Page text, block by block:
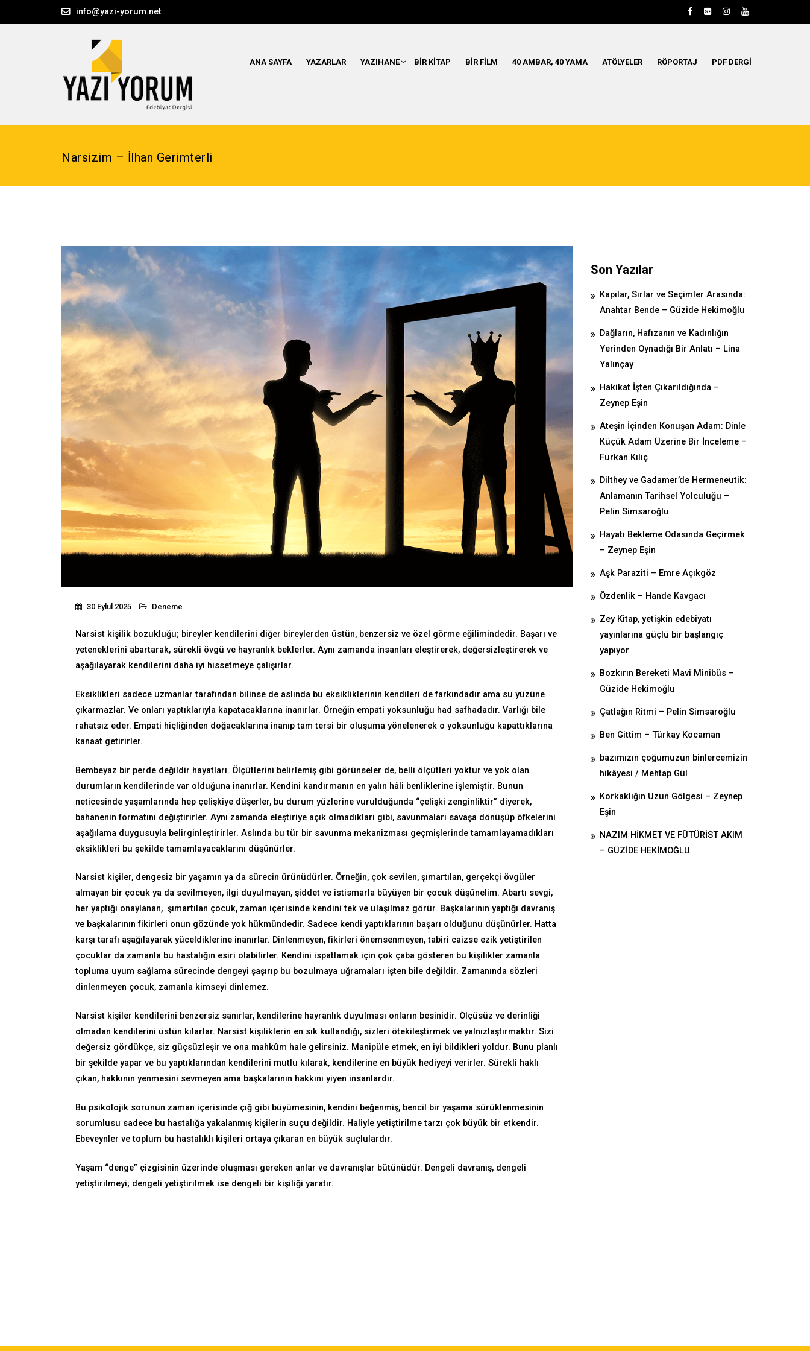
info@yazi-yorum.net
ANA SAYFA YAZARLAR YAZIHANE BIR KITAP BIR FILM 40 AMBAR, 40 YAMA ATÖLYELER RÖPORTAJ PDF DERGI
Narsizim – İlhan Gerimterli
30 Eylül 2025 Deneme
Narsist kişilik bozukluğu; bireyler kendilerini diğer bireylerden üstün, benzersiz ve özel görme eğilimindedir. Başarı ve
yeteneklerini abartarak, sürekli övgü ve hayranlık beklerler. Aynı zamanda insanları eleştirerek, değersizleştirerek ve
aşağılayarak kendilerini daha iyi hissetmeye çalışırlar.
Eksiklikleri sadece uzmanlar tarafından bilinse de aslında bu eksikliklerinin kendileri de farkındadır ama su yüzüne
çıkarmazlar. Ve onları yaptıklarıyla kapatacaklarına inanırlar. Örneğin empati yoksunluğu had safhadadır. Varlığı bile
rahatsız eder. Empati hiçliğinden doğacaklarına inanıp tam tersi bir oluşuma yönelenerek o yoksunluğu kapattıklarına
kanaat getirirler.
Bembeyaz bir perde değildir hayatları. Ölçütlerini belirlemiş gibi görünseler de, belli ölçütleri yoktur ve yok olan
durumların kendilerinde var olduğuna inanırlar. Kendini kandırmanın en yalın hâli benliklerine işlemiştir. Bunun
neticesinde yaşamlarında hep çelişkiye düşerler, bu durum yüzlerine vurulduğunda “çelişki zenginliktir” diyerek,
bahanenin formatını değiştirirler. Aynı zamanda eleştiriye açık olmadıkları gibi, savunmaları savaşa dönüşüp öfkelerini
aşağılama duygusuyla belirginleştirirler. Aslında bu tür bir savunma mekanizması geçmişlerinde tamamlayamadıkları
eksiklikleri bu şekilde tamamlayacaklarını düşünürler.
Narsist kişiler, dengesiz bir yaşamın ya da sürecin ürünüdürler. Örneğin, çok sevilen, şımartılan, gerçekçi övgüler
almayan bir çocuk ya da sevilmeyen, ilgi duyulmayan, şiddet ve istismarla büyüyen bir çocuk düşünelim. Abartı sevgi,
her yaptığı onaylanan, şımartılan çocuk, zaman içerisinde kendini tek ve ulaşılmaz görür. Başkalarının yaptığı davranış
ve başkalarının fikirleri onun gözünde yok hükmündedir. Sadece kendi yaptıklarının başarı olduğunu düşünürler. Hatta
karşı tarafı aşağılayarak yüceldiklerine inanırlar. Dinlenmeyen, fikirleri önemsenmeyen, tabiri caizse ezik yetiştirilen
çocuklar da zamanla bu hastalığın esiri olabilirler. Kendini ispatlamak için çok çaba gösteren bu kişilikler zamanla
topluma uyum sağlama sürecinde dengeyi şaşırıp bu bozulmaya uğramaları işten bile değildir. Zamanında sözleri
dinlenmeyen çocuk, zamanla kimseyi dinlemez.
Narsist kişiler kendilerini benzersiz sanırlar, kendilerine hayranlık duyulması onların besinidir. Ölçüsüz ve derinliği
olmadan kendilerini üstün kılarlar. Narsist kişiliklerin en sık kullandığı, sizleri ötekileştirmek ve yalnızlaştırmaktır. Sizi
değersiz gördükçe, siz güçsüzleşir ve ona mahkûm hale gelirsiniz. Manipüle etmek, en iyi bildikleri yoldur. Bunu planlı
bir şekilde yapar ve bu yaptıklarından kendilerini mutlu kılarak, kendilerine en büyük hediyeyi verirler. Sürekli haklı
çıkan, hakkının yenmesini sevmeyen ama başkalarının hakkını yiyen insanlardır.
Bu psikolojik sorunun zaman içerisinde çığ gibi büyümesinin, kendini beğenmiş, bencil bir yaşama sürüklenmesinin
sorumlusu sadece bu hastalığa yakalanmış kişilerin suçu değildir. Haliyle yetiştirilme tarzı çok büyük bir etkendir.
Ebeveynler ve toplum bu hastalıklı kişileri ortaya çıkaran en büyük suçlulardır.
Yaşam “denge” çizgisinin üzerinde oluşması gereken anlar ve davranışlar bütünüdür. Dengeli davranış, dengeli
yetiştirilmeyi; dengeli yetiştirilmek ise dengeli bir kişiliği yaratır.
Son Yazılar
Kapılar, Sırlar ve Seçimler Arasında:
Anahtar Bende – Güzide Hekimoğlu
Dağların, Hafızanın ve Kadınlığın
Yerinden Oynadığı Bir Anlatı – Lina
Yalınçay
Hakikat İşten Çıkarıldığında –
Zeynep Eşin
Ateşin İçinden Konuşan Adam: Dinle
Küçük Adam Üzerine Bir İnceleme –
Furkan Kılıç
Dilthey ve Gadamer’de Hermeneutik:
Anlamanın Tarihsel Yolculuğu –
Pelin Simsaroğlu
Hayatı Bekleme Odasında Geçirmek
– Zeynep Eşin
Aşk Paraziti – Emre Açıkgöz
Özdenlik – Hande Kavgacı
Zey Kitap, yetişkin edebiyatı
yayınlarına güçlü bir başlangıç
yapıyor
Bozkırın Bereketi Mavi Minibüs –
Güzide Hekimoğlu
Çatlağın Ritmi – Pelin Simsaroğlu
Ben Gittim – Türkay Kocaman
bazımızın çoğumuzun binlercemizin
hikâyesi / Mehtap Gül
Korkaklığın Uzun Gölgesi – Zeynep
Eşin
NAZIM HİKMET VE FÜTÜRİST AKIM
– GÜZİDE HEKİMOĞLU